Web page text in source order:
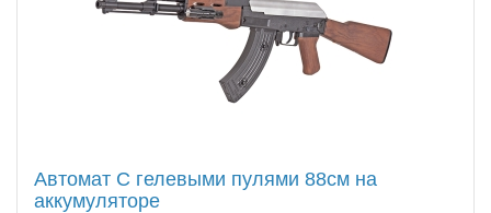
Автомат С гелевыми пулями 88см на
аккумуляторе